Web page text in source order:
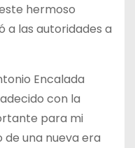
hermoso
a las autoridades a
Encalada
con la
para mi
una nueva era